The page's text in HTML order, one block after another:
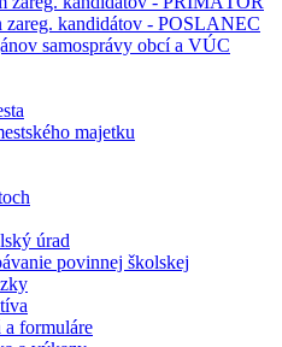
zareg. kandidátov - POSLANEC
samosprávy obcí a VÚC
majetku
úrad
povinnej školskej
a formuláre